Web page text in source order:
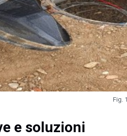
Fig.
e soluzioni